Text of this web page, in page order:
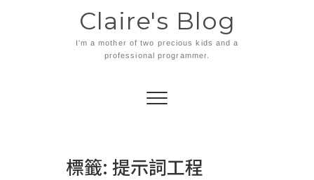
Claire's Blog
I'm a mother of two precious kids and a
professional programmer.
標籤: 提示詞工程